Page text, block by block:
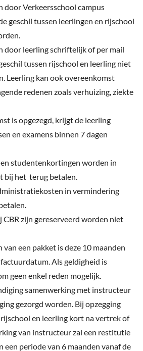
door Verkeersschool campus
geschil tussen leerlingen en rijschool
door leerling schriftelijk of per mail
tussen rijschool en leerling niet
Leerling kan ook overeenkomst
redenen zoals verhuizing, ziekte
is opgezegd, krijgt de leerling
en examens binnen 7 dagen
studentenkortingen worden in
bij het terug betalen.
in vermindering
CBR zijn gereserveerd worden niet
van een pakket is deze 10 maanden
Als geldigheid is
geen enkel reden mogelijk.
samenwerking met instructeur
gezorgd worden. Bij opzegging
en leerling kort na vertrek of
van instructeur zal een restitutie
een periode van 6 maanden vanaf de